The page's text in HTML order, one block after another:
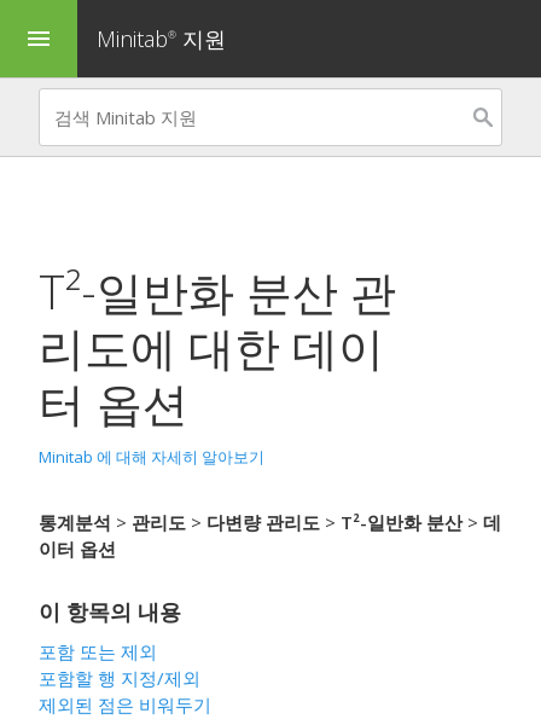
menu Minitab® 지원
T²-일반화 분산 관
리도에 대한 데이
터 옵션
Minitab 에 대해 자세히 알아보기
통계분석 > 관리도 > 다변량 관리도 > T²-일반화 분산> 데
이터 옵션
이 항목의 내용
포함 또는 제외
포함할 행 지정/제외
제외된 점은 비워두기